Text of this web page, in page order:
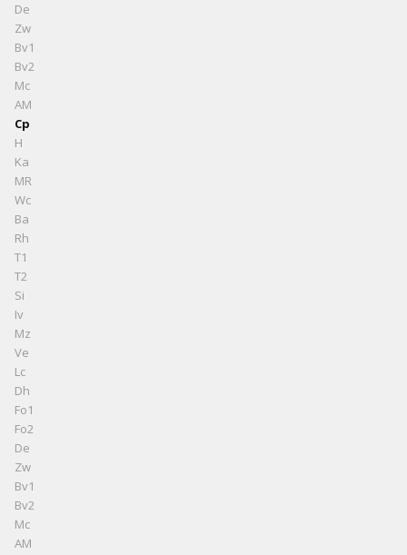
De
Zw
Bv1
Bv2
Mc
AM
Cp
H
Ka
MR
Wc
Ba
Rh
T1
T2
Si
Iv
Mz
Ve
Lc
Dh
Fo1
Fo2
De
Zw
Bv1
Bv2
Mc
AM